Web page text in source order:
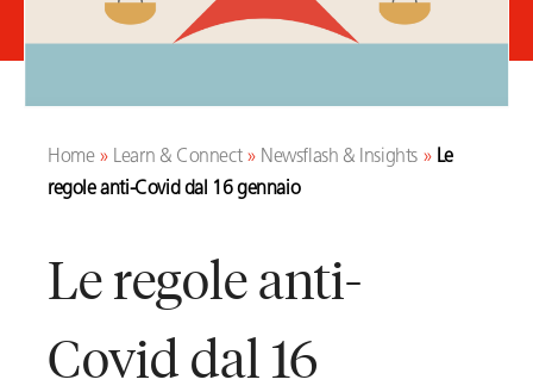
Home» Learn & Connect» Newsflash & Insights » Le
regole anti-Covid dal 16 gennaio
Le regole anti-
Covid dal 16